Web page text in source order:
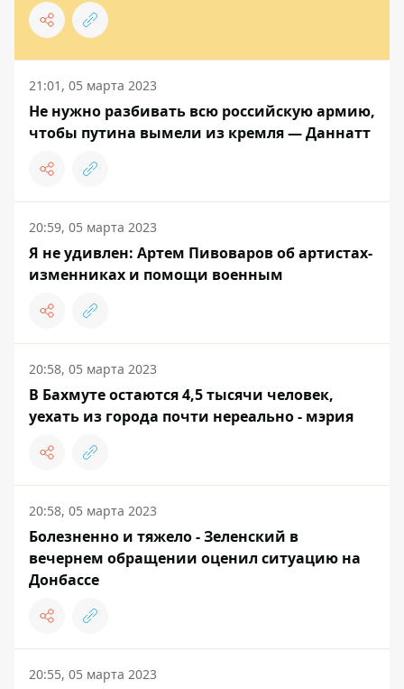
21:01, 05 марта 2023
Не нужно разбивать всю российскую армию,
чтобы путина вымели из кремля — Даннатт
20:59, 05 марта 2023
Я не удивлен: Артем Пивоваров об артистах-
изменниках и помощи военным
20:58, 05 марта 2023
В Бахмуте остаются 4,5 тысячи человек,
уехать из города почти нереально - мэрия
20:58, 05 марта 2023
Болезненно и тяжело - Зеленский в
вечернем обращении оценил ситуацию на
Донбассе
20:55, 05 марта 2023